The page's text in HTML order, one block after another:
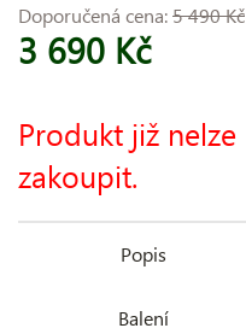
Doporučená cena:5 490 Kč
3 690 Kč
Produkt již nelze
zakoupit.
Popis
Balení